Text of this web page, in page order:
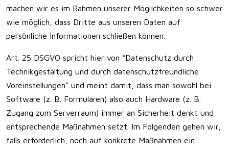
machen wir es im Rahmen unserer Möglichkeiten so schwer
wie möglich, dass Dritte aus unseren Daten auf
persönliche Informationen schließen können.
Art. 25 DSGVO spricht hier von “Datenschutz durch
Technikgestaltung und durch datenschutzfreundliche
Voreinstellungen” und meint damit, dass man sowohl bei
Software (z. B. Formularen) also auch Hardware (z. B.
Zugang zum Serverraum) immer an Sicherheit denkt und
entsprechende Maßnahmen setzt. Im Folgenden gehen wir,
falls erforderlich, noch auf konkrete Maßnahmen ein.